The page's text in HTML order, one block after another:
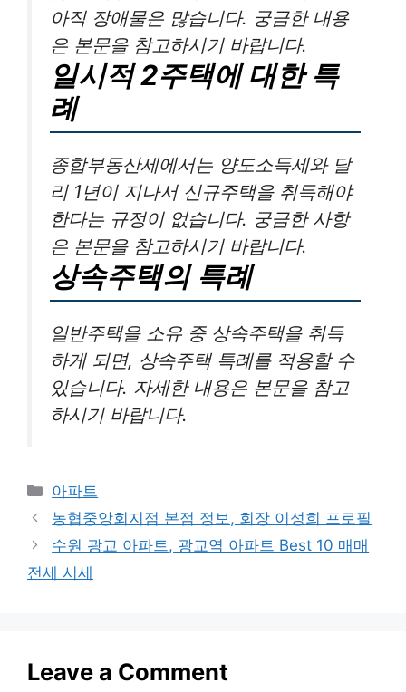
아직 장애물은 많습니다. 궁금한 내용
은 본문을 참고하시기 바랍니다.
일시적 2주택에 대한 특
례
종합부동산세에서는 양도소득세와 달
리 1년이 지나서 신규주택을 취득해야
한다는 규정이 없습니다. 궁금한 사항
은 본문을 참고하시기 바랍니다.
상속주택의 특례
일반주택을 소유 중 상속주택을 취득
하게 되면, 상속주택 특례를 적용할 수
있습니다. 자세한 내용은 본문을 참고
하시기 바랍니다.
Categories
아파트
농협중앙회지점 본점 정보, 회장 이성희 프로필
수원 광교 아파트, 광교역 아파트 Best 10 매매
전세 시세
Leave a Comment